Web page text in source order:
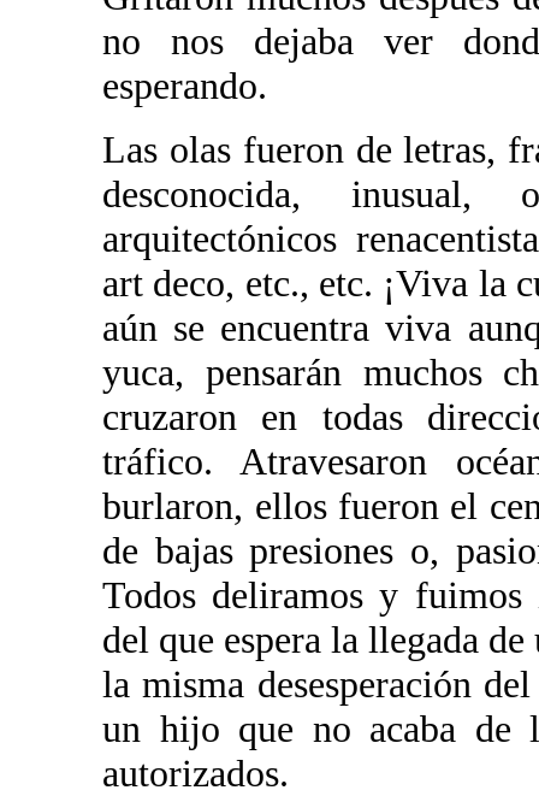
no nos dejaba ver
esperando.
Las olas fueron de letras,
desconocida, inusual,
arquitectónicos
art deco, etc., etc. ¡Viva la
aún se encuentra viva
yuca, pensarán muchos
cruzaron en todas
tráfico. Atravesaron
burlaron, ellos fueron el
de bajas presiones o,
Todos deliramos y
del que espera la llegada
la misma desesperación
un hijo que no acaba de
autorizados.